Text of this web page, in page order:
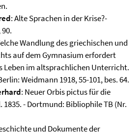
: Alte Sprachen in der Krise?-
Wandlung des griechischen und
auf dem Gymnasium erfordert
Leben im altsprachlichen Unterricht.
Weidmann 1918, 55-101, bes. 64.
: Neuer Orbis pictus für die
1835. - Dortmund: Bibliophile TB (Nr.
und Dokumente der